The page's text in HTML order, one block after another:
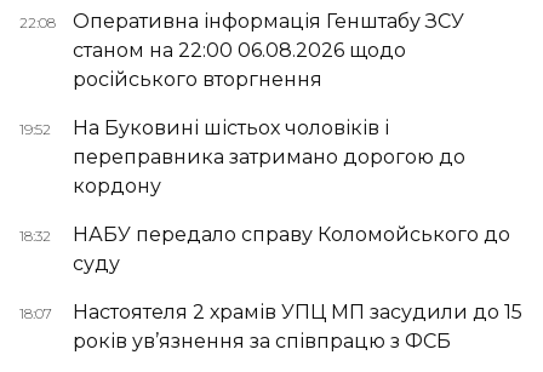
22:08
Оперативна інформація Генштабу ЗСУ
станом на 22:00 06.08.2026 щодо
російського вторгнення
19:52
На Буковині шістьох чоловіків і
переправника затримано дорогою до
кордону
18:32
НАБУ передало справу Коломойського до
суду
18:07
Настоятеля 2 храмів УПЦ МП засудили до 15
років ув’язнення за співпрацю з ФСБ